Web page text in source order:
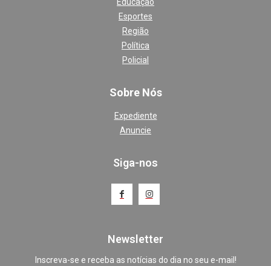
Esportes
Região
Política
Policial
Sobre Nós
Expediente
Anuncie
Siga-nos
Newsletter
Inscreva-se e receba as notícias do dia no seu e-mail!